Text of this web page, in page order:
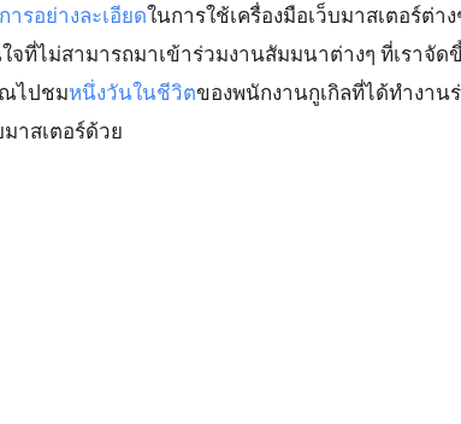
ารอย่างละเอียดในการใช้เครื่องมือเว็บมาสเตอร์ต่าง
จที่ไม่สามารถมาเข้าร่วมงานสัมมนาต่างๆ ที่เราจัด
ณไปชมหนึ่งวันในชีวิตของพนักงานกูเกิลที่ได้ทำงาน
าสเตอร์ด้วย